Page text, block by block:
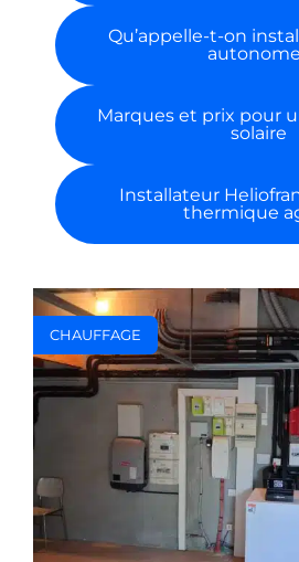
Qu’appelle-t-on
Marques et prix pour
solaire
Installateur
thermique
CHAUFFAGE